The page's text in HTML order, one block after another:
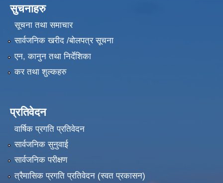
सुचनाहरु
सूचना तथा समाचार
सार्वजनिक खरीद /बोलपत्र सूचना
एन, कानुन तथा निर्देशिका
कर तथा शुल्कहरु
प्रतिवेदन
वार्षिक प्रगति प्रतिवेदन
सार्वजनिक सुनुवाई
सार्वजनिक परीक्षण
त्रैमासिक प्रगति प्रतिवेदन (स्वत प्रकासन)